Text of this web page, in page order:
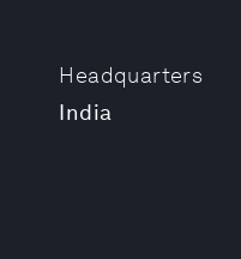
Headquarters
India